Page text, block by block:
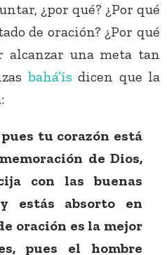
¿por qué? ¿Por qué
de oración? ¿Por qué
una meta tan
bahá’ís dicen que la
tu corazón está
de Dios,
con las buenas
estás absorto en
oración es la mejor
pues el hombre